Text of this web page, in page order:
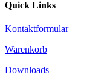
Quick Links
Kontaktformular
Warenkorb
Downloads